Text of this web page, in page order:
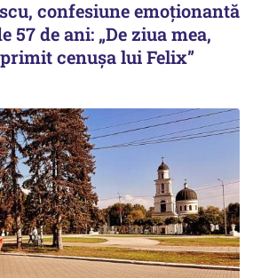
confesiune emoționantă
57 de ani: „De ziua mea,
cenușa lui Felix”